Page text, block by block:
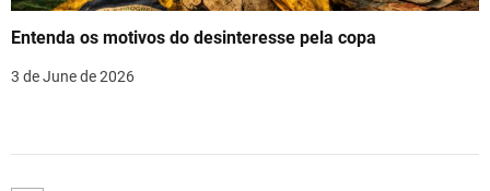
Entenda os motivos do desinteresse pela copa
3 de June de 2026